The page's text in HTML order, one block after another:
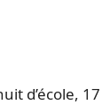
d’école,